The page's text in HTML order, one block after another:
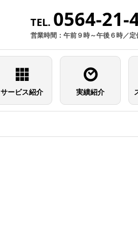
TEL. 0564-21-
営業時間：午前９時～午後６時／
サービス紹介 実績紹介